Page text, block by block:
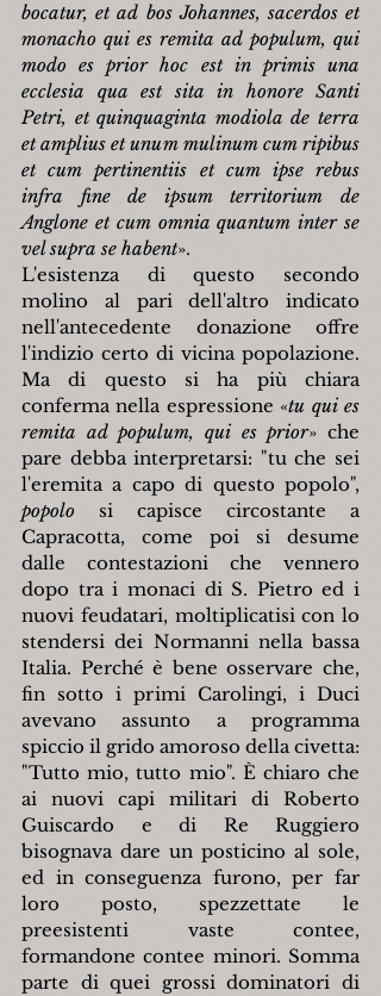
bocatur, et ad bos Johannes, sacerdos et
monacho qui es remita ad populum, qui
modo es prior hoc est in primis una
ecclesia qua est sita in honore Santi
Petri, et quinquaginta modiola de terra
et amplius et unum mulinum cum ripibus
et cum pertinentiis et cum ipse rebus
infra fine de ipsum territorium de
Anglone et cum omnia quantum inter se
vel supra se habent».
L'esistenza di questo secondo
molino al pari dell'altro indicato
nell'antecedente donazione offre
l'indizio certo di vicina popolazione.
Ma di questo si ha più chiara
conferma nella espressione «tu qui es
remita ad populum, qui es prior» che
pare debba interpretarsi: "tu che sei
popolo si capisce circostante a
Capracotta, come poi si desume
dalle contestazioni che vennero
dopo tra i monaci di S. Pietro ed i
nuovi feudatari, moltiplicatisi con lo
stendersi dei Normanni nella bassa
Italia. Perché è bene osservare che,
fin sotto i primi Carolingi, i Duci
avevano assunto a programma
spiccio il grido amoroso della civetta:
"Tutto mio, tutto mio". È chiaro che
ai nuovi capi militari di Roberto
Guiscardo e di Re Ruggiero
bisognava dare un posticino al sole,
ed in conseguenza furono, per far
loro posto, spezzettate le
preesistenti vaste contee,
formandone contee minori. Somma
parte di quei grossi dominatori di